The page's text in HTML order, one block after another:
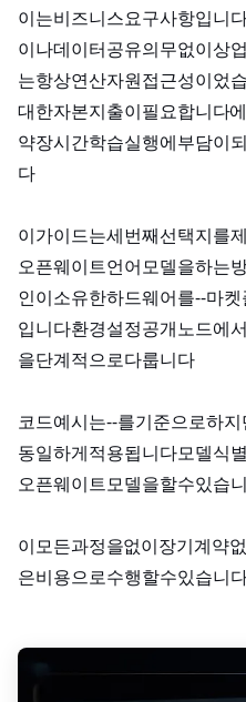
이는 비즈니스 요구 사항입니다. Llama,
이나 데이터 공유 의무 없이 상
는 항상 연산 자원 접근성이었습니다.
대한 자본 지출이 필요합니다.
약, 장시간 학습 실행에 부담이
다.
이 가이드는 세 번째 선택지를 제
오픈 웨이트 언어 모델을 fine-tuning
인이 소유한 하드웨어를
입니다. 환경 설정, 공개 노드에
을 단계적으로 다룹니다.
코드 예시는 Llama‑3.1‑8B를 기준으로 하지
동일하게 적용됩니다. 모델 식별자만 변
오픈 웨이트 모델을 fine-tuning할 수 있습
이 모든 과정을 KYC 없이, 장기 계
은 비용으로 수행할 수 있습니